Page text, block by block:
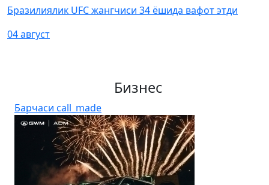
Бразилиялик UFC жангчиси 34 ёшида вафот этди
04 август
Бизнес
Барчаси call_made